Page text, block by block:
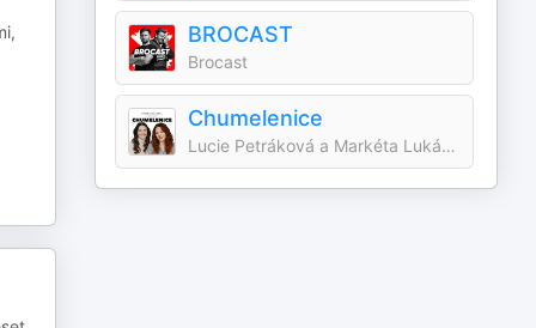
BROCAST
Brocast
Chumelenice
Lucie Petráková a Markéta Lukášková